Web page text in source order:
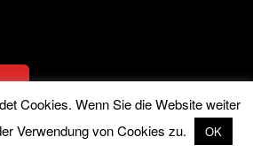
Cookies. Wenn Sie die Website weiter
Verwendung von Cookies zu.
OK